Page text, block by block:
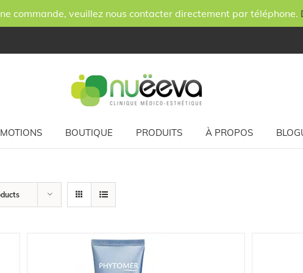
BOUTIQUE PRODUITS À PROPOS
commande, veuillez nous contacter directement par téléphone.